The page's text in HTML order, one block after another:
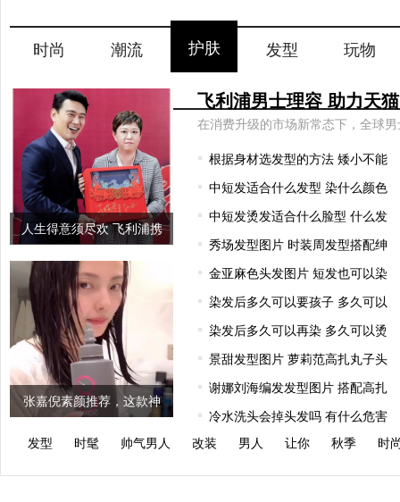
时尚 潮流 护肤 发型 玩物
人生得意须尽欢 飞利浦携
手王耀
张嘉倪素颜推荐，这款神
根据身材选发型的方法 矮小不能
中短发适合什么发型 染什么颜色
中短发烫发适合什么脸型 什么发
秀场发型图片 时装周发型搭配绅
金亚麻色头发图片 短发也可以染
染发后多久可以要孩子 多久可以
染发后多久可以再染 多久可以烫
景甜发型图片 萝莉范高扎丸子头
谢娜刘海编发发型图片 搭配高扎
冷水洗头会掉头发吗 有什么危害
发型
时髦 帅气男人 改装 男人 让你 秋季 时